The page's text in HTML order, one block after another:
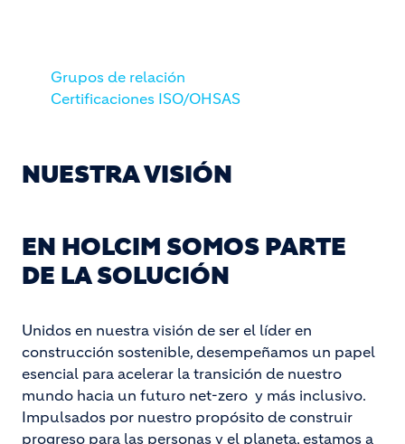
Grupos de relación
Certificaciones ISO/OHSAS
NUESTRA VISIÓN
EN HOLCIM SOMOS PARTE
DE LA SOLUCIÓN
Unidos en nuestra visión de ser el líder en
construcción sostenible, desempeñamos un papel
esencial para acelerar la transición de nuestro
mundo hacia un futuro net-zero y más inclusivo.
Impulsados por nuestro propósito de construir
progreso para las personas y el planeta, estamos a